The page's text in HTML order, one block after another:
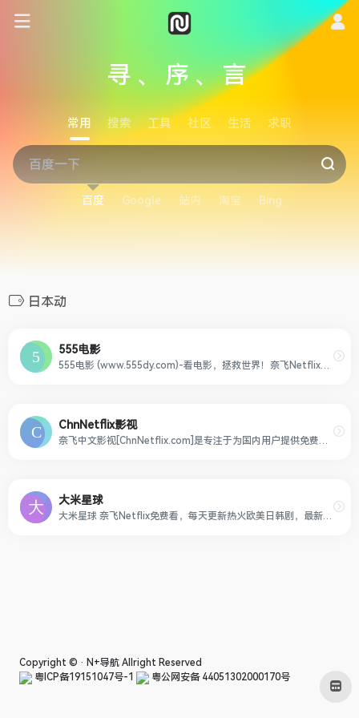
寻、序、言
常用 搜索 工具 社区 生活 求职
百度 Google 站内 淘宝 Bing
日本动
555电影
ChnNetflix影视
大米星球
Copyright © · N+导航 Allright Reserved
粤ICP备19151047号-1
粤公网安备 44051302000170号